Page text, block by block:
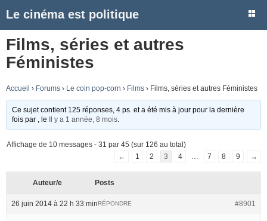
Le cinéma est politique
Films, séries et autres
Féministes
Accueil › Forums › Le coin pop-corn › Films › Films, séries et autres Féministes
Ce sujet contient 125 réponses, 4 ps. et a été mis à jour pour la dernière
fois par
, le Il y a 1 année, 8 mois
Affichage de 10 messages - 31 par 45 (sur 126 au total)
←
1 2 3 4 7 8 9 →
Auteur/e Posts
26 juin 2014 à 22 h 33 min #8901
RÉPONDRE